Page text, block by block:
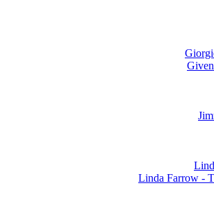
Linda Farrow -